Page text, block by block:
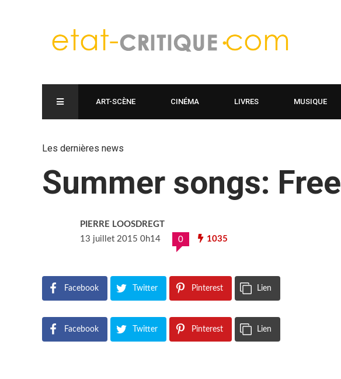
ART-SCÈNE CINÉMA LIVRES MUSIQUE
Les dernières news
Summer songs: Free
PIERRE LOOSDREGT
13 juillet 2015 0h14
0 1035
Facebook Twitter Pinterest Lien
Facebook Twitter Pinterest Lien